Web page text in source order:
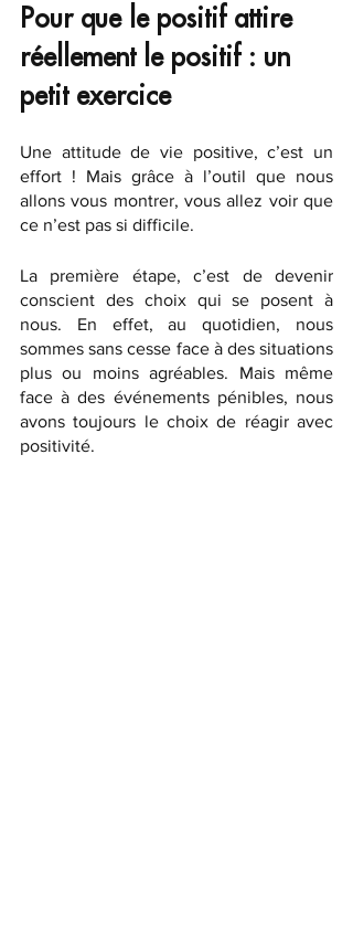
Pour que le positif attire
réellement le positif : un
petit exercice
Une attitude de vie positive, c’est un
effort ! Mais grâce à l’outil que nous
allons vous montrer, vous allez voir que
ce n’est pas si difficile.
La première étape, c’est de devenir
conscient des choix qui se posent à
nous. En effet, au quotidien, nous
sommes sans cesse face à des situations
plus ou moins agréables. Mais même
face à des événements pénibles, nous
avons toujours le choix de réagir avec
positivité.